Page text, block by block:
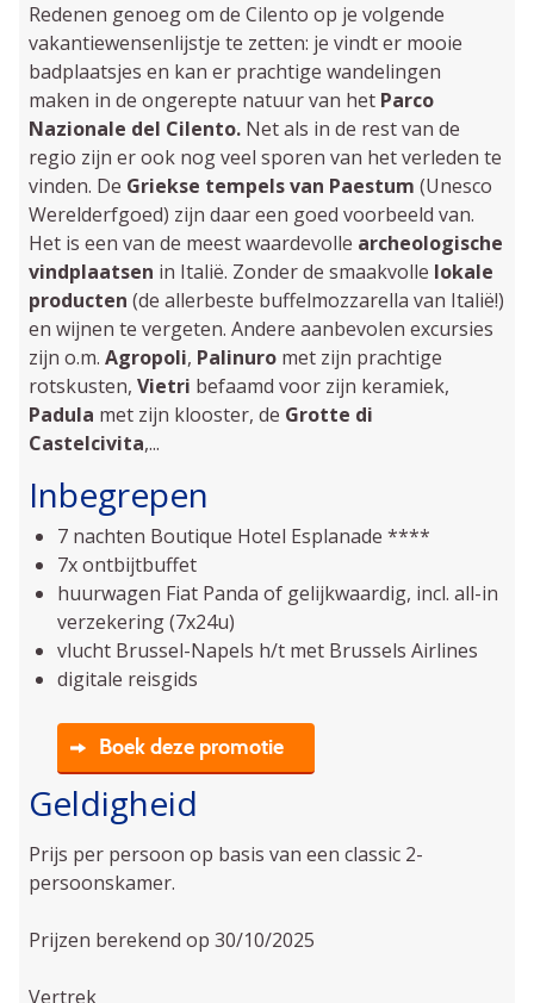
Redenen genoeg om de Cilento op je volgende
vakantiewensenlijstje te zetten: je vindt er mooie
badplaatsjes en kan er prachtige wandelingen
maken in de ongerepte natuur van het Parco
Nazionale del Cilento.Net als in de rest van de
regio zijn er ook nog veel sporen van het verleden te
vinden. De Griekse tempels van Paestum (Unesco
Werelderfgoed) zijn daar een goed voorbeeld van.
Het is een van de meest waardevolle archeologische
vindplaatsen in Italië. Zonder de smaakvolle lokale
producten (de allerbeste buffelmozzarella van Italië!)
en wijnen te vergeten. Andere aanbevolen excursies
zijn o.m. Agropoli, Palinuro met zijn prachtige
rotskusten, Vietri befaamd voor zijn keramiek,
Padula met zijn klooster, de Grotte di
Castelcivita,...
Inbegrepen
7 nachten Boutique Hotel Esplanade ****
7x ontbijtbuffet
huurwagen Fiat Panda of gelijkwaardig, incl. all-in
verzekering (7x24u)
vlucht Brussel-Napels h/t met Brussels Airlines
digitale reisgids
Boek deze promotie
Geldigheid
Prijs per persoon op basis van een classic 2-
persoonskamer.
Prijzen berekend op 30/10/2025
Vertrek